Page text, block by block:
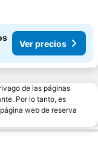
Ver precios
de las páginas
Por lo tanto, es
web de reserva